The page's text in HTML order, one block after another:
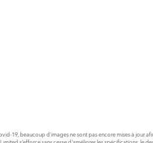
19, beaucoup d’images ne sont pas encore mises à jour